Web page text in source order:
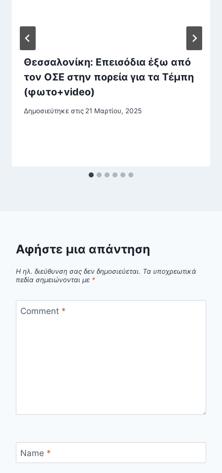
Θεσσαλονίκη: Επεισόδια έξω από
τον ΟΣΕ στην πορεία για τα Τέμπη
(φωτο+video)
Δημοσιεύτηκε στις 21 Μαρτίου, 2025
Αφήστε μια απάντηση
Η ηλ. διεύθυνση σας δεν δημοσιεύεται. Τα υποχρεωτικά
πεδία σημειώνονται με *
Comment *
Name *